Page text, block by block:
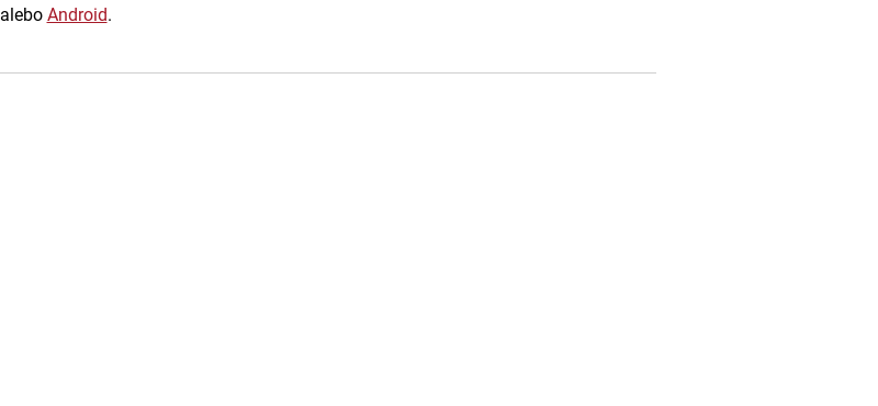
alebo Android.